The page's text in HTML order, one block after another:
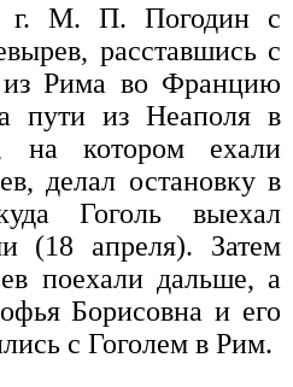
г. М. П. Погодин с
расставшись с
из Рима во Францию
пути из Неаполя в
на котором ехали
делал остановку в
Гоголь выехал
(18 апреля). Затем
поехали дальше, а
Борисовна и его
с Гоголем в Рим.